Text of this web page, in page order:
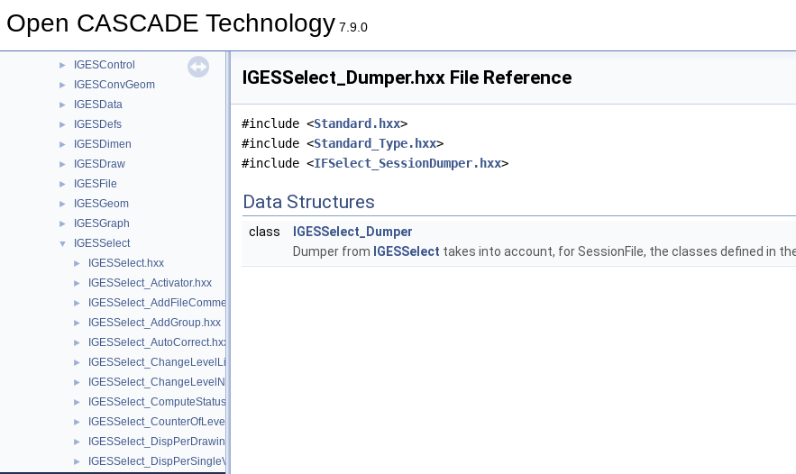
Open CASCADE Technology 7.9.0
► IGESBasic
► IGESControl
► IGESConvGeom
► IGESData
► IGESDefs
► IGESDimen
► IGESDraw
► IGESFile
► IGESGeom
► IGESGraph
▼ IGESSelect
► IGESSelect.hxx
► IGESSelect_Activator.hxx
► IGESSelect_AddFileComment.hxx
► IGESSelect_AddGroup.hxx
► IGESSelect_AutoCorrect.hxx
► IGESSelect_ChangeLevelList.hxx
► IGESSelect_ChangeLevelNumber.hxx
► IGESSelect_ComputeStatus.hxx
► IGESSelect_CounterOfLevelNumber.hxx
► IGESSelect_DispPerDrawing.hxx
► IGESSelect_DispPerSingleView.hxx
IGESSelect_Dumper.hxx File Reference
#include <Standard.hxx>
#include <Standard_Type.hxx>
#include <IFSelect_SessionDumper.hxx>
Data Structures
class
IGESSelect_Dumper
Dumper from IGESSelect takes into account, for SessionFile, the classes defined in